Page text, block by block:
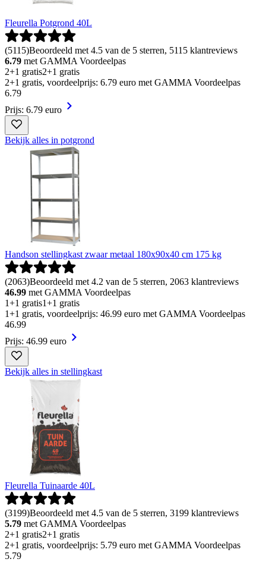
Fleurella Potgrond 40L
(5115)Beoordeeld met 4.5 van de 5 sterren, 5115 klantreviews
6.79 met GAMMA Voordeelpas
2+1 gratis2+1 gratis
2+1 gratis, voordeelprijs: 6.79 euro met GAMMA Voordeelpas
6.79
Prijs: 6.79 euro
Bekijk alles in potgrond
Handson stellingkast zwaar metaal 180x90x40 cm 175 kg
(2063)Beoordeeld met 4.2 van de 5 sterren, 2063 klantreviews
46.99 met GAMMA Voordeelpas
1+1 gratis1+1 gratis
1+1 gratis, voordeelprijs: 46.99 euro met GAMMA Voordeelpas
46.99
Prijs: 46.99 euro
Bekijk alles in stellingkast
Fleurella Tuinaarde 40L
(3199)Beoordeeld met 4.5 van de 5 sterren, 3199 klantreviews
5.79 met GAMMA Voordeelpas
2+1 gratis2+1 gratis
2+1 gratis, voordeelprijs: 5.79 euro met GAMMA Voordeelpas
5.79